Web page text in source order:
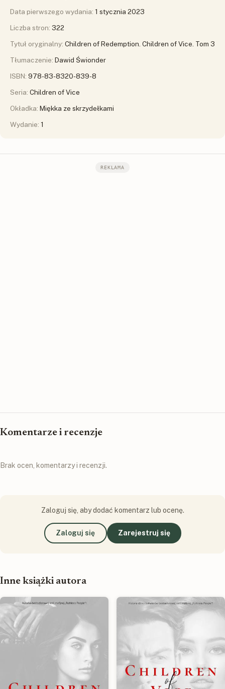
Data pierwszego wydania: 1 stycznia 2023
Liczba stron: 322
Tytuł oryginalny: Children of Redemption. Children of Vice. Tom 3
Tłumaczenie: Dawid Świonder
ISBN: 978-83-8320-839-8
Seria: Children of Vice
Okładka: Miękka ze skrzydełkami
Wydanie: 1
REKLAMA
Komentarze i recenzje
Brak ocen, komentarzy i recenzji.
Zaloguj się, aby dodać komentarz lub ocenę.
Zaloguj się Zarejestruj się
Inne książki autora